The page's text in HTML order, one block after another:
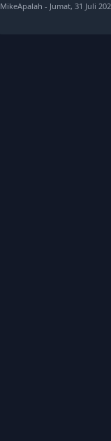
Semifinal!
MikeApalah - Jumat, 31 Juli